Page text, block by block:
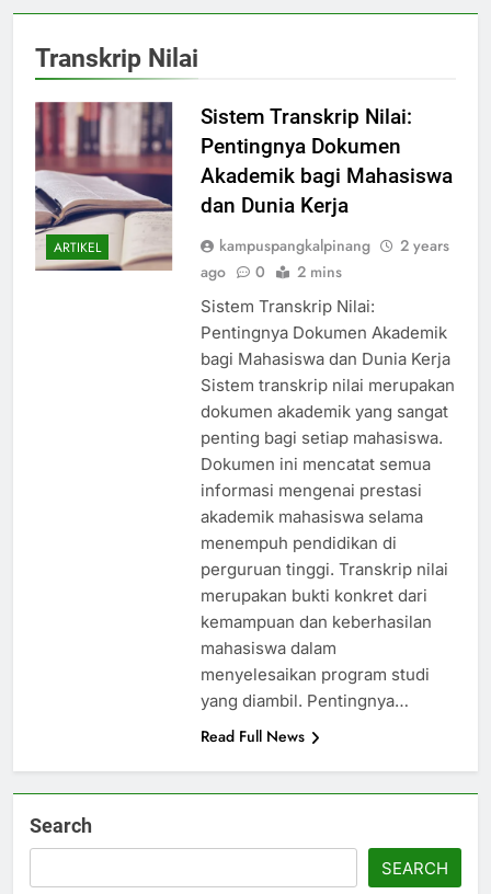
Transkrip Nilai
ARTIKEL
Sistem Transkrip Nilai:
Pentingnya Dokumen
Akademik bagi Mahasiswa
dan Dunia Kerja
kampuspangkalpinang
2 years
ago
0 2 mins
Sistem Transkrip Nilai:
Pentingnya Dokumen Akademik
bagi Mahasiswa dan Dunia Kerja
Sistem transkrip nilai merupakan
dokumen akademik yang sangat
penting bagi setiap mahasiswa.
Dokumen ini mencatat semua
informasi mengenai prestasi
akademik mahasiswa selama
menempuh pendidikan di
perguruan tinggi. Transkrip nilai
merupakan bukti konkret dari
kemampuan dan keberhasilan
mahasiswa dalam
menyelesaikan program studi
yang diambil. Pentingnya…
Read Full News
Search
SEARCH